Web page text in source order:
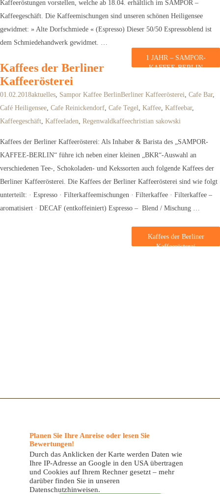
Kaffeeröstungen vorstellen, welche ab 18.04. erhältlich im SAMPOR –
Kaffeegeschäft. Die Kaffeemischungen sind unseren schönen Heiligensee
gewidmet: » Alte Dorfschmiede « (Espresso) Dieser 50/50 Espressoblend ist
dem Schmiedehandwerk gewidmet. …
1 JAHR – SAMPOR-
KAFFEE-BERLIN
Kaffees der Berliner
Kaffeerösterei
01.02.2018aktuelles, Sampor Kaffee BerlinBerliner Kaffeerösterei, Cafe Bar,
Café Heiligensee, Cafe Reinickendorf, Cafe Tegel, Kaffee, Kaffeebar,
Kaffeegeschäft, Kaffeeladen, Regenwaldkaffeechristian sakowski
Kaffees der Berliner Kaffeerösterei: Als Inhaber & Barista des „SAMPOR-
KAFFEE-BERLIN“ führe ich neben einer kleinen „BKR“-Auswahl an
verschiedenen Tee-, Schokoladen- und Kekssorten auch folgende Kaffees der
Berliner Kaffeerösterei. Die Kaffees der Berliner Kaffeerösterei sind wie folgt
unterteilt: · Espresso · Filterkaffeemischungen · Filterkaffee · Filterkaffee –
aromatisiert · DECAF (entkoffeiniert) Espresso – Blend / Mischung …
Kaffees der Berliner
Kaffeerösterei
Planen Sie Ihre Anreise oder lesen Sie
Bewertungen!
Durch das Anklicken der Karte werden Daten wie
Ihre IP-Adresse an Google in den USA übertragen
und Cookies auf Ihrem Rechner gesetzt – mehr
darüber finden Sie in unseren
Datenschutzhinweisen.